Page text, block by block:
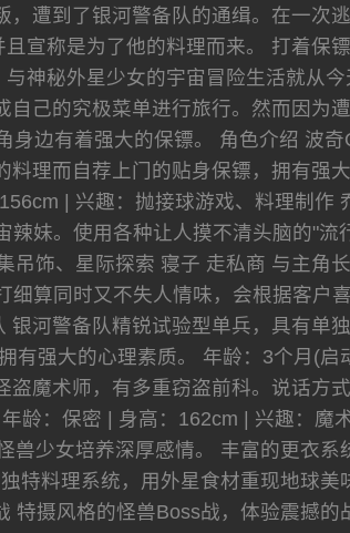
，遭到了银河警备队的通缉。在一次
宣称是为了他的料理而来。 打着保
神秘外星少女的宇宙冒险生活就从
自己的究极菜单进行旅行。然而因为
边有着强大的保镖。 角色介绍 波
料理而自荐上门的贴身保镖，拥有强
| 兴趣：抛接球游戏、料理制作
辣妹。使用各种让人摸不清头脑的"流
吊饰、星际探索 寝子 走私商 与主角
细算同时又不失人情味，会根据客户
银河警备队精锐试验型单兵，具有单
有强大的心理素质。 年龄：3个月(
魔术师，有多重窃盗前科。说话方
龄：保密 | 身高：162cm | 兴趣：魔
兽少女培养深厚感情。 丰富的更衣
特料理系统，用外星食材重现地球
特摄风格的怪兽Boss战，体验震撼